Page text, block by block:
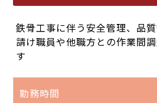
鉄骨工事に伴う安全管理、品
請け職員や他職方との作業間
す
勤務時間